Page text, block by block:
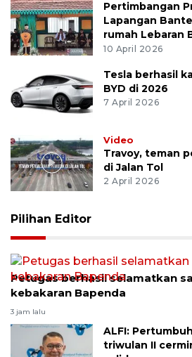
Pertimbangan
Lapangan
rumah Lebaran
10 April 2026
Tesla berhasil
BYD di 2026
7 April 2026
Video
Travoy, teman
di Jalan Tol
2 April 2026
Pilihan Editor
Petugas berhasil selamatkan
kebakaran Bapenda
3 jam lalu
ALFI:
triwulan II